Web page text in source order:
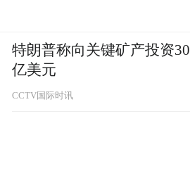
特朗普称向关键矿产投资30
亿美元
CCTV国际时讯